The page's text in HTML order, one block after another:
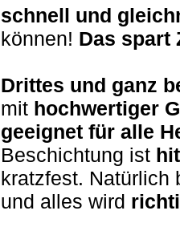
schnell und
können! Das spart
Drittes und ganz
mit hochwertiger
geeignet für alle
Beschichtung ist
kratzfest. Natürlich
und alles wird